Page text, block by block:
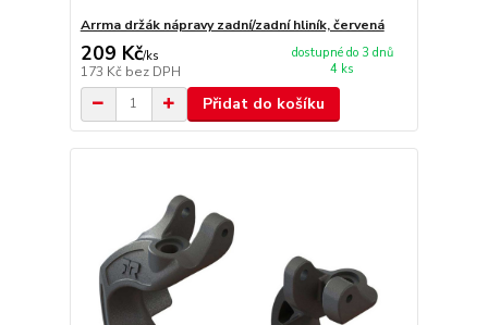
Arrma držák nápravy zadní/zadní hliník, červená
209 Kč/ks
173 Kč bez DPH
dostupné do 3 dnů
4 ks
Přidat do košíku